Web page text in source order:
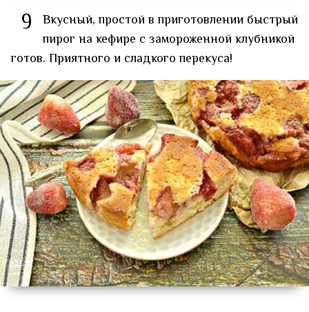
9
Вкусный, простой в приготовлении быстрый
пирог на кефире с замороженной клубникой
готов. Приятного и сладкого перекуса!